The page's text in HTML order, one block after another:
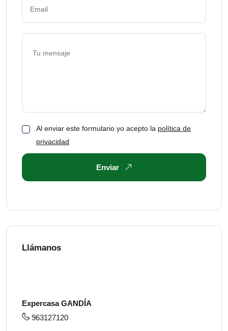
Al enviar este formulario yo acepto la política de
privacidad
Enviar
Llámanos
Expercasa GANDÍA
963127120